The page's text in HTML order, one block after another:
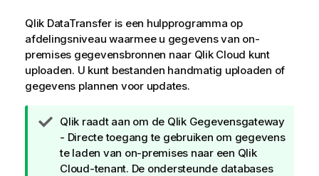
Qlik DataTransferis een hulpprogramma op
afdelingsniveau waarmee u gegevens van on-
premises gegevensbronnen naar Qlik Cloud kunt
uploaden. U kunt bestanden handmatig uploaden of
gegevens plannen voor updates.
T
i
p
Qlik raadt aan om de Qlik Gegevensgateway
- Directe toegang te gebruiken om gegevens
te laden van on-premises naar een Qlik
Cloud-tenant. De ondersteunde databases